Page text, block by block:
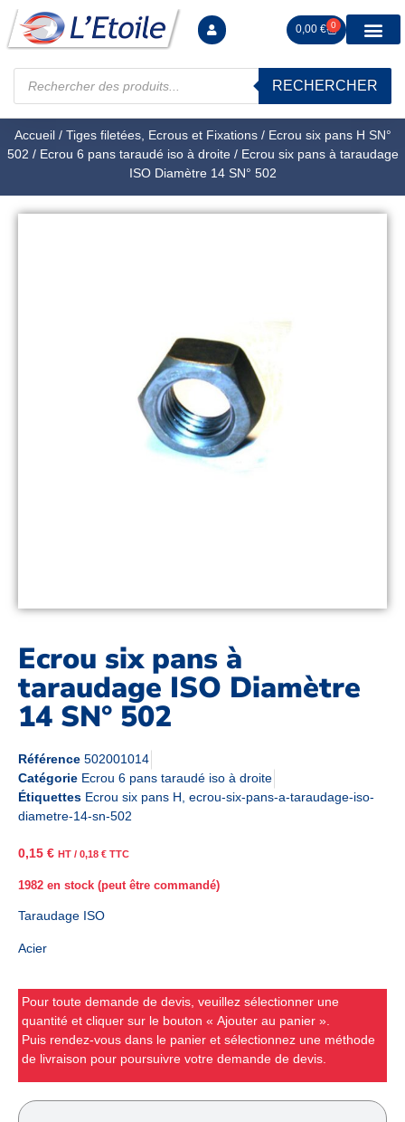
0,00 € 0
RECHERCHER
Accueil/ Tiges filetées, Ecrous et Fixations/ Ecrou six pans H SN°
502 / Ecrou 6 pans taraudé iso à droite/ Ecrou six pans à taraudage
ISO Diamètre 14 SN° 502
Ecrou six pans à
taraudage ISO Diamètre
14 SN° 502
Référence 502001014
Catégorie Ecrou 6 pans taraudé iso à droite
Étiquettes Ecrou six pans H, ecrou-six-pans-a-taraudage-iso-
diametre-14-sn-502
0,15 € HT / 0,18 € TTC
1982 en stock (peut être commandé)
Taraudage ISO
Acier
Pour toute demande de devis, veuillez sélectionner une
quantité et cliquer sur le bouton « Ajouter au panier ».
Puis rendez-vous dans le panier et sélectionnez une méthode
de livraison pour poursuivre votre demande de devis.